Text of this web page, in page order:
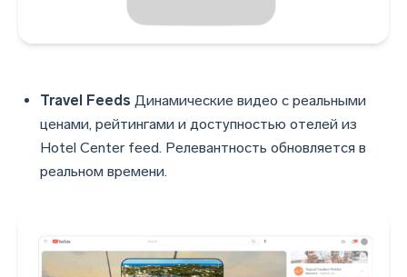
Travel Feeds Динамические видео с реальными
ценами, рейтингами и доступностью отелей из
Hotel Center feed. Релевантность обновляется в
реальном времени.